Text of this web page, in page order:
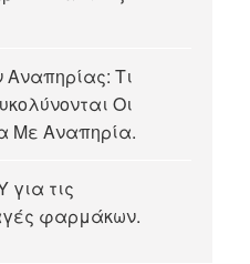
Τι
Οι
Με Αναπηρία.
για τις
φαρμάκων.